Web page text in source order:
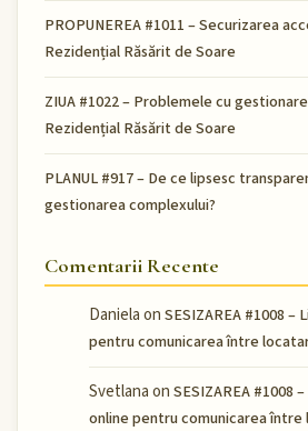
PROPUNEREA #1011 – Securizarea
Rezidențial Răsărit de Soare
ZIUA #1022 – Problemele cu
Rezidențial Răsărit de Soare
PLANUL #917 – De ce lipsesc
gestionarea complexului?
Comentarii Recente
Danielaon SESIZAREA #1008
pentru comunicarea între
Svetlanaon SESIZAREA #1008
online pentru comunicarea